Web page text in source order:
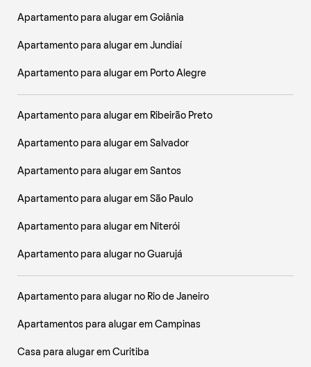
Apartamento para alugar em Goiânia
Apartamento para alugar em Jundiaí
Apartamento para alugar em Porto Alegre
Apartamento para alugar em Ribeirão Preto
Apartamento para alugar em Salvador
Apartamento para alugar em Santos
Apartamento para alugar em São Paulo
Apartamento para alugar em Niterói
Apartamento para alugar no Guarujá
Apartamento para alugar no Rio de Janeiro
Apartamentos para alugar em Campinas
Casa para alugar em Curitiba